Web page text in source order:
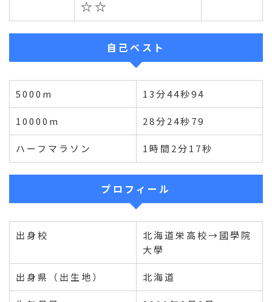
☆☆
自己ベスト
5000m 13分44秒94
10000m 28分24秒79
ハーフマラソン 1時間2分17秒
プロフィール
出身校
北海道栄高校→國學院
大學
出身県（出生地） 北海道